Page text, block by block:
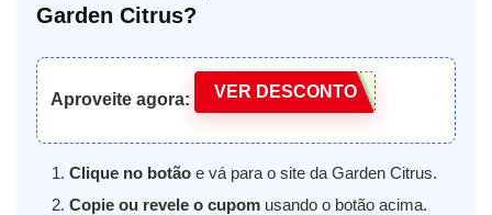
Garden Citrus?
Aproveite agora: VER DESCONTO
Clique no botão e vá para o site da Garden Citrus.
Copie ou revele o cupom usando o botão acima.